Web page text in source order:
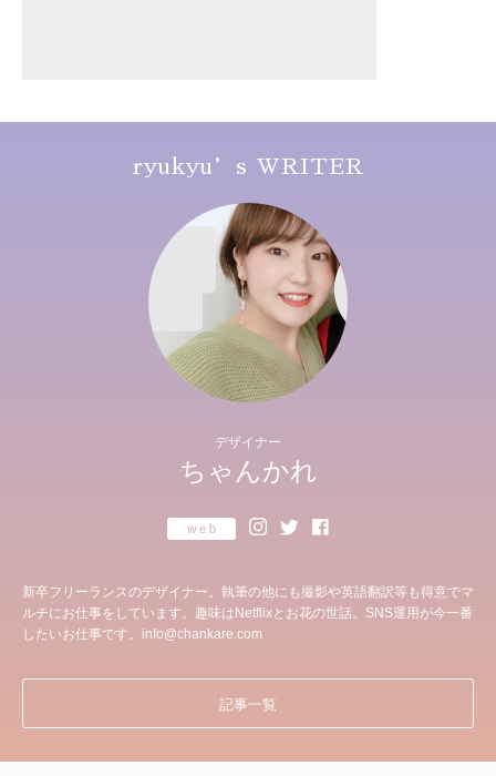
ryukyu’s WRITER
デザイナー
ちゃんかれ
新卒フリーランスのデザイナー。執筆の他にも撮影や英語翻訳等も得意でマ
ルチにお仕事をしています。趣味はNetflixとお花の世話。SNS運用が今一番
したいお仕事です。info@chankare.com
記事一覧